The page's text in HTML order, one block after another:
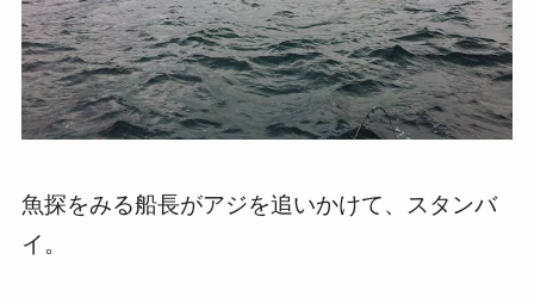
魚探をみる船長がアジを追いかけて、スタンバ
イ。